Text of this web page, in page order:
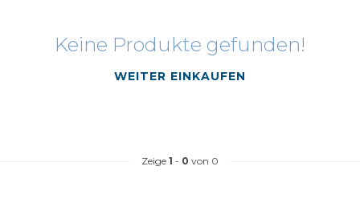
Keine Produkte gefunden!
WEITER EINKAUFEN
Zeige 1 - 0 von 0